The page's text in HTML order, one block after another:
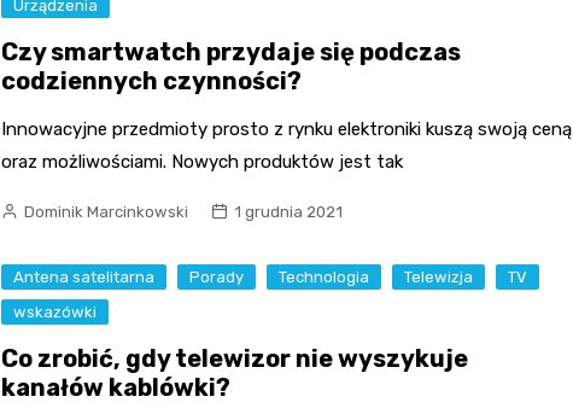
Urządzenia
Czy smartwatch przydaje się podczas
codziennych czynności?
Innowacyjne przedmioty prosto z rynku elektroniki kuszą swoją ceną
oraz możliwościami. Nowych produktów jest tak
Dominik Marcinkowski 1 grudnia 2021
Antena satelitarna Porady Technologia Telewizja
TV
wskazówki
Co zrobić, gdy telewizor nie wyszykuje
kanałów kablówki?